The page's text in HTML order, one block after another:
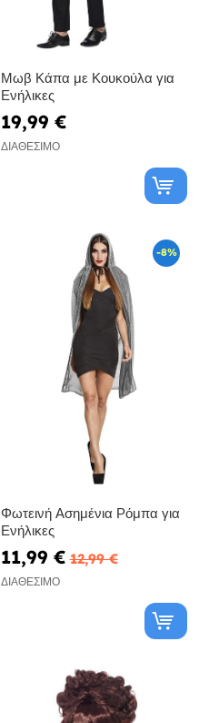
Μωβ Κάπα με Κουκούλα για
Ενήλικες
19,99 €
ΔΙΑΘΈΣΙΜΟ
-8%
Φωτεινή Ασημένια Ρόμπα για
Ενήλικες
11,99 € 12,99 €
ΔΙΑΘΈΣΙΜΟ